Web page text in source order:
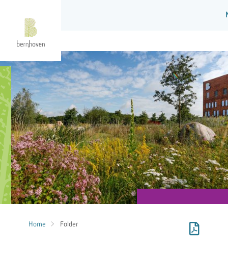
Home Folder